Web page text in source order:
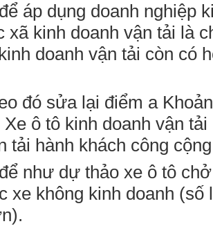
áp dụng doanh nghiệp
xã kinh doanh vận tải là
doanh vận tải còn có
đó sửa lại điểm a
Xe ô tô kinh doanh vận
tải hành khách công
như dự thảo xe ô tô
xe không kinh doanh (số